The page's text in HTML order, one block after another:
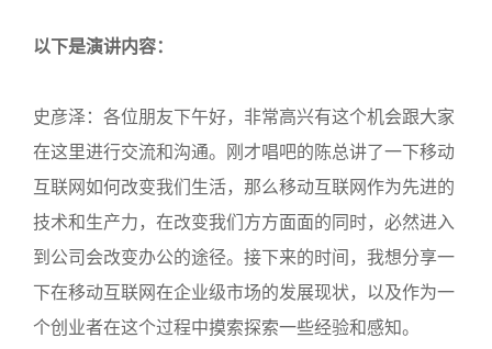
以下是演讲内容：
史彦泽：各位朋友下午好，非常高兴有这个机会跟大家
在这里进行交流和沟通。刚才唱吧的陈总讲了一下移动
互联网如何改变我们生活，那么移动互联网作为先进的
技术和生产力，在改变我们方方面面的同时，必然进入
到公司会改变办公的途径。接下来的时间，我想分享一
下在移动互联网在企业级市场的发展现状，以及作为一
个创业者在这个过程中摸索探索一些经验和感知。